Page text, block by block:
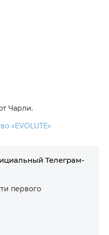
Чарли.
«EVOLUTE»
Телеграм-
первого